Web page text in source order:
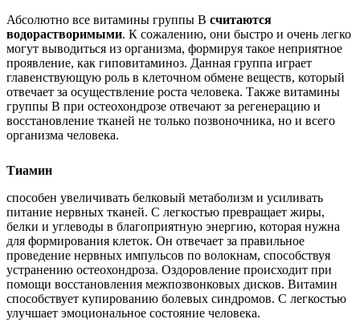
Абсолютно все витамины группы В считаются
водорастворимыми. К сожалению, они быстро и очень легко
могут выводиться из организма, формируя такое неприятное
проявление, как гиповитаминоз. Данная группа играет
главенствующую роль в клеточном обмене веществ, который
отвечает за осуществление роста человека. Также витамины
группы В при остеохондрозе отвечают за регенерацию и
восстановление тканей не только позвоночника, но и всего
организма человека.
Тиамин
способен увеличивать белковый метаболизм и усиливать
питание нервных тканей. С легкостью превращает жиры,
белки и углеводы в благоприятную энергию, которая нужна
для формирования клеток. Он отвечает за правильное
проведение нервных импульсов по волокнам, способствуя
устранению остеохондроза. Оздоровление происходит при
помощи восстановления межпозвонковых дисков. Витамин
способствует купированию болевых синдромов. С легкостью
улучшает эмоциональное состояние человека.